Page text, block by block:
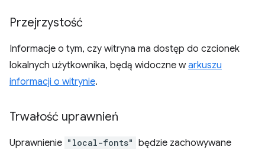
Przejrzystość
Informacje o tym, czy witryna ma dostęp do czcionek
lokalnych użytkownika, będą widoczne warkuszu
informacji o witrynie.
Trwałość uprawnień
Uprawnienie "local-fonts" będzie zachowywane